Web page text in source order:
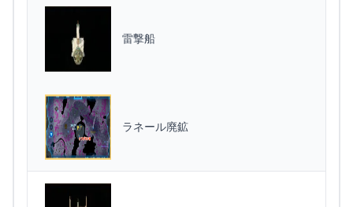
雷撃船
ラネール廃鉱